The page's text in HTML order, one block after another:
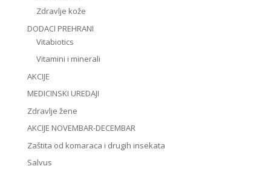
Zdravlje kože
DODACI PREHRANI
Vitabiotics
Vitamini i minerali
AKCIJE
MEDICINSKI UREDAJI
Zdravlje žene
AKCIJE NOVEMBAR-DECEMBAR
Zaštita od komaraca i drugih insekata
Salvus